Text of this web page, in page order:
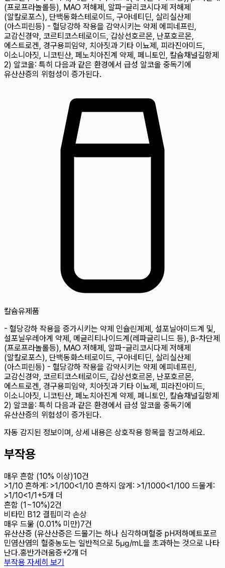
(프로프라놀롤등), MAO 저해제, 알파-글리코시다제 저해제
(알칼로포스), 단백동화스테로이드, 구아네티딘, 살리실산제
(아스피린등) - 혈당강하 작용을 감약시키는 약제 에피네프린,
교감신경약, 코르티코스테로이드, 갑상선호르몬, 난포호르몬,
에스트로겐, 경구용피임약, 치아짓과 기타 이뇨제, 피라진아미드,
이소니아짓, 니코틴산, 페노치아진계 약제, 페니토인, 칼슘채널길항제
2) 알코올: 특히 다음과 같은 환경에서 급성 알코올 중독기에
유산산증의 위험성이 증가된다.
칼슘유제품
- 혈당강하 작용을 증가시키는 약제 인슐린제제, 설포닐아미드계 및,
설포닐우레아계 약제, 메글리티나이드계(레파글리니드 등), β-차단제
(프로프라놀롤등), MAO 저해제, 알파-글리코시다제 저해제
(알칼로포스), 단백동화스테로이드, 구아네티딘, 살리실산제
(아스피린등) - 혈당강하 작용을 감약시키는 약제 에피네프린,
교감신경약, 코르티코스테로이드, 갑상선호르몬, 난포호르몬,
에스트로겐, 경구용피임약, 치아짓과 기타 이뇨제, 피라진아미드,
이소니아짓, 니코틴산, 페노치아진계 약제, 페니토인, 칼슘채널길항제
2) 알코올: 특히 다음과 같은 환경에서 급성 알코올 중독기에
유산산증의 위험성이 증가된다.
자동 감지된 정보이며, 상세 내용은 상호작용 항목을 참고하세요.
부작용
매우 흔함 (10% 이상)10건
>1/10 흔하게: >1/100<1/10 흔하지 않게: >1/1000<1/100 드물게:
>1/10<1/1 +5개 더
흔함 (1~10%)2건
비타민 B12 결핍미각 손상
매우 드묾 (0.01% 미만)7건
유산산증 (유산산증은 드물기는 하나 심각하며혈중 pH저하메트포르
민염산염의 혈중농도는 일반적으로 5㎍/mL을 초과하는 것으로 나타
난다.홍반가려움증+2개 더
부작용 자세히 보기